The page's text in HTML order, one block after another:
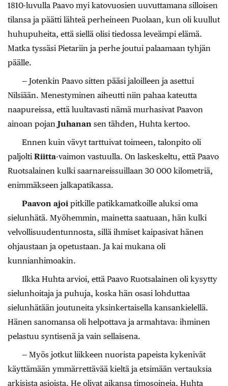
1810-luvulla Paavo myi katovuosien uuvuttamana silloisen
tilansa ja päätti lähteä perheineen Puolaan, kun oli kuullut
huhupuheita, että siellä olisi tiedossa leveämpi elämä.
Matka tyssäsi Pietariin ja perhe joutui palaamaan tyhjän
päälle.
— Jotenkin Paavo sitten pääsi jaloilleen ja asettui
Nilsiään. Menestyminen aiheutti niin pahaa kateutta
naapureissa, että luultavasti nämä murhasivat Paavon
ainoan pojan Juhanan sen tähden, Huhta kertoo.
Ennen kuin vävyt tarttuivat toimeen, talonpito oli
paljolti Riitta-vaimon vastuulla. On laskeskeltu, että Paavo
Ruotsalainen kulki saarnareissuillaan 30 000 kilometriä,
enimmäkseen jalkapatikassa.
Paavon ajoi pitkille patikkamatkoille aluksi oma
sielunhätä. Myöhemmin, mainetta saatuaan, hän kulki
velvollisuudentunnosta, sillä ihmiset kaipasivat hänen
ohjaustaan ja opetustaan. Ja kai mukana oli
kunnianhimoakin.
Ilkka Huhta arvioi, että Paavo Ruotsalainen oli kysytty
sielunhoitaja ja puhuja, koska hän osasi lohduttaa
sielunhätään joutuneita yksinkertaisella kansankielellä.
Hänen sanomansa oli helpottava ja armahtava: ihminen
pelastuu syntisenä ja vain sellaisena.
— Myös jotkut liikkeen nuorista papeista kykenivät
käyttämään ymmärrettävää kieltä ja etsimään vertauksia
arkisista asioista. He olivat aikansa timosoineja, Huhta